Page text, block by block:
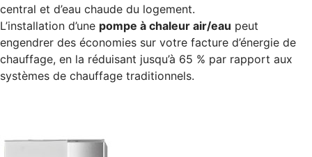
central et d’eau chaude du logement.
L’installation d’une pompe à chaleur air/eau peut
engendrer des économies sur votre facture d’énergie de
chauffage, en la réduisant jusqu’à 65 % par rapport aux
systèmes de chauffage traditionnels.